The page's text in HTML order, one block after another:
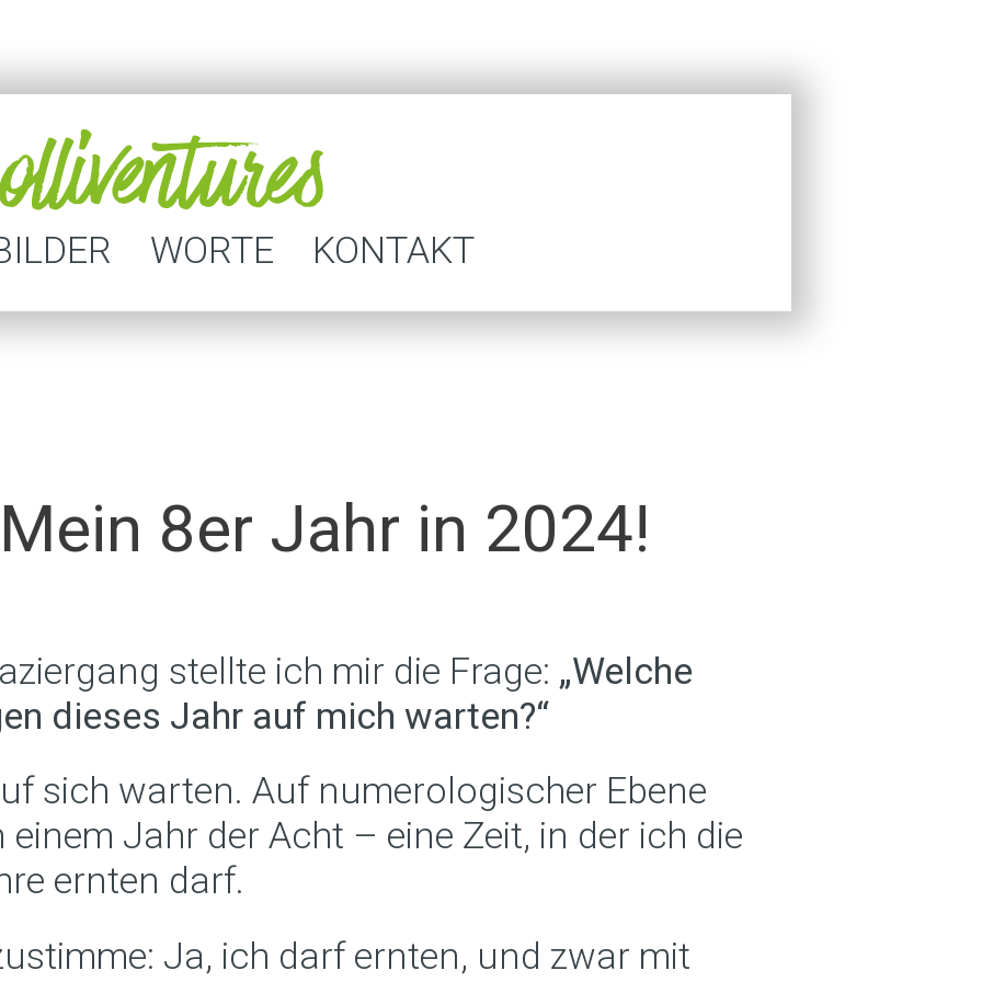
WORTE KONTAKT
8er Jahr in 2024!
stellte ich mir die Frage: „Welche
dieses Jahr auf mich warten?“
sich warten. Auf numerologischer Ebene
Jahr der Acht – eine Zeit, in der ich die
ernten darf.
Ja, ich darf ernten, und zwar mit